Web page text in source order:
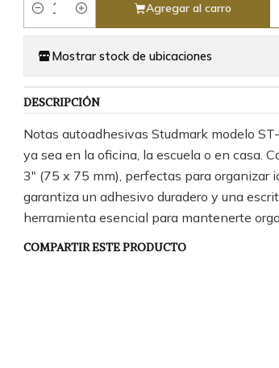
Cantidad
Agregar al carro
Mostrar stock de ubicaciones
DESCRIPCIÓN
Notas autoadhesivas Studmark modelo
ya sea en la oficina, la escuela o en casa.
3" (75 x 75 mm), perfectas para organizar
garantiza un adhesivo duradero y una
herramienta esencial para mantenerte
COMPARTIR ESTE PRODUCTO